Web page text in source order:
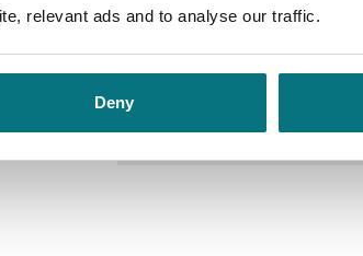
relevant ads and to analyse our traffic.
Deny